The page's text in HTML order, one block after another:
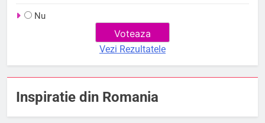
Nu
Vezi Rezultatele
Inspiratie din Romania